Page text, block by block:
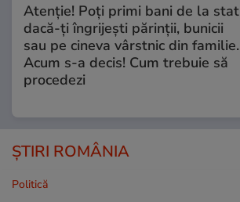
Atenție! Poți primi bani de la stat
dacă-ți îngrijești părinții, bunicii
sau pe cineva vârstnic din familie.
Acum s-a decis! Cum trebuie să
procedezi
ȘTIRI ROMÂNIA
Politică